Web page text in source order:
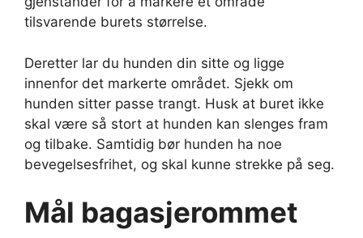
tilsvarende burets størrelse.
Deretter lar du hunden din sitte og ligge
innenfor det markerte området. Sjekk om
hunden sitter passe trangt. Husk at buret ikke
skal være så stort at hunden kan slenges fram
og tilbake. Samtidig bør hunden ha noe
bevegelsesfrihet, og skal kunne strekke på seg.
Mål bagasjerommet